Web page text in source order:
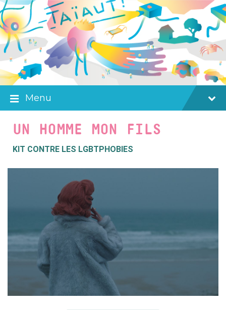
Skip
to
content
Skip
to
main
navigation
Skip
to
footer
Menu
UN HOMME MON FILS
KIT CONTRE LES LGBTPHOBIES